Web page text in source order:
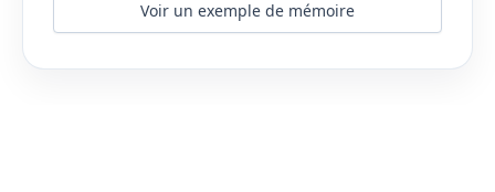
Voir un exemple de mémoire